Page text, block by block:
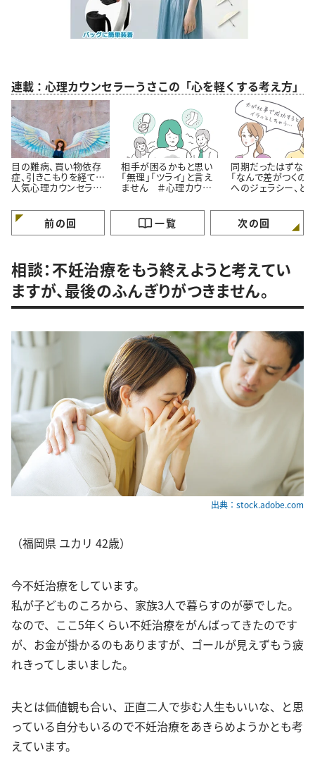
連載：心理カウンセラーうさこの「心を軽くする考え方」
目の難病、買い物依存
症、引きこもりを経て…
人気心理カウンセラー
る」たった一つの方法
相手が困るかもと思い
「無理」「ツライ」と言え
ません ＃心理カウン
する考え方
同期だったはずな
「なんで差がつくの？
へのジェラシー、ど
ラーうさこの心を軽
る考え方
前の回 一覧 次の回
相談：不妊治療をもう終えようと考えてい
ますが、最後のふんぎりがつきません。
出典：stock.adobe.com
（福岡県 ユカリ 42歳）
今不妊治療をしています。
私が子どものころから、家族3人で暮らすのが夢でした。
なので、ここ5年くらい不妊治療をがんばってきたのです
が、お金が掛かるのもありますが、ゴールが見えずもう疲
れきってしまいました。
夫とは価値観も合い、正直二人で歩む人生もいいな、と思
っている自分もいるので不妊治療をあきらめようかとも考
えています。